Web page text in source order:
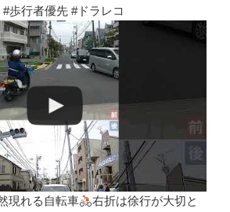
歩行者優先 #ドラレコ
現れる自転車
右折は徐行が大切と